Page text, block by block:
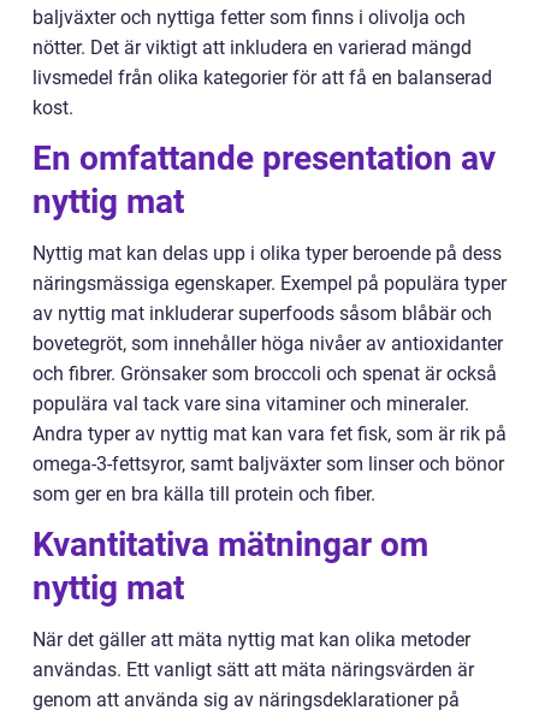
baljväxter och nyttiga fetter som finns i olivolja och
nötter. Det är viktigt att inkludera en varierad mängd
livsmedel från olika kategorier för att få en balanserad
kost.
En omfattande presentation av
nyttig mat
Nyttig mat kan delas upp i olika typer beroende på dess
näringsmässiga egenskaper. Exempel på populära typer
av nyttig mat inkluderar superfoods såsom blåbär och
bovetegröt, som innehåller höga nivåer av antioxidanter
och fibrer. Grönsaker som broccoli och spenat är också
populära val tack vare sina vitaminer och mineraler.
Andra typer av nyttig mat kan vara fet fisk, som är rik på
omega-3-fettsyror, samt baljväxter som linser och bönor
som ger en bra källa till protein och fiber.
Kvantitativa mätningar om
nyttig mat
När det gäller att mäta nyttig mat kan olika metoder
användas. Ett vanligt sätt att mäta näringsvärden är
genom att använda sig av näringsdeklarationer på